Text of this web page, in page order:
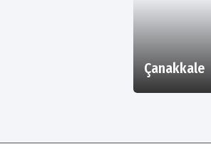
Çanakkale